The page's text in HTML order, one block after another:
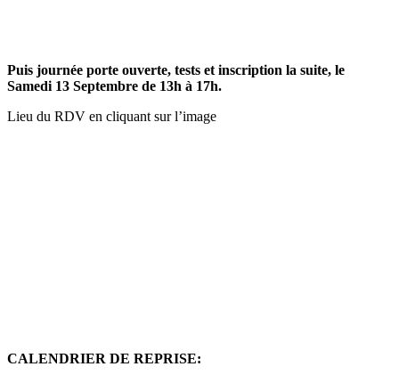
Puis journée porte ouverte, tests et inscription la suite, le
Samedi 13 Septembre de 13h à 17h.
Lieu du RDV en cliquant sur l’image
CALENDRIER DE REPRISE: